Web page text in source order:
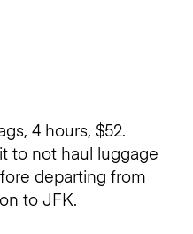
4 hours, $52.
to not haul luggage
departing from
to JFK.